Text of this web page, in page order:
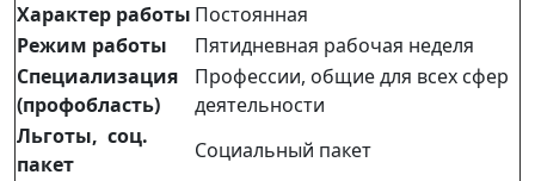
Характер работы Постоянная
Режим работы
Пятидневная рабочая неделя
Специализация
(профобласть)
Профессии, общие для всех сфер
деятельности
Льготы, соц.
пакет
Социальный пакет